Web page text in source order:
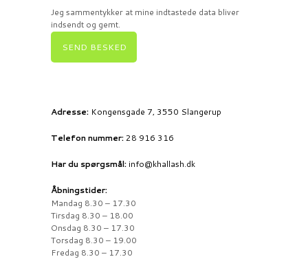
Jeg sammentykker at mine indtastede data bliver
indsendt og gemt.
Adresse: Kongensgade 7, 3550 Slangerup
Telefon nummer:28 916 316
Har du spørgsmål: info@khallash.dk
Åbningstider:
Mandag 8.30 – 17.30
Tirsdag 8.30 – 18.00
Onsdag 8.30 – 17.30
Torsdag 8.30 – 19.00
Fredag 8.30 – 17.30